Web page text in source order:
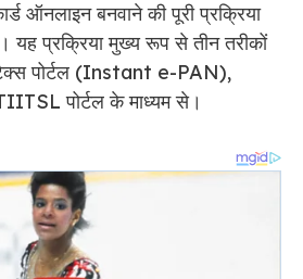
ऑनलाइन बनवाने की पूरी प्रक्रिया
यह प्रक्रिया मुख्य रूप से तीन तरीकों
पोर्टल (Instant e-PAN),
पोर्टल के माध्यम से।